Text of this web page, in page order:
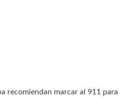
recomiendan marcar al 911 para